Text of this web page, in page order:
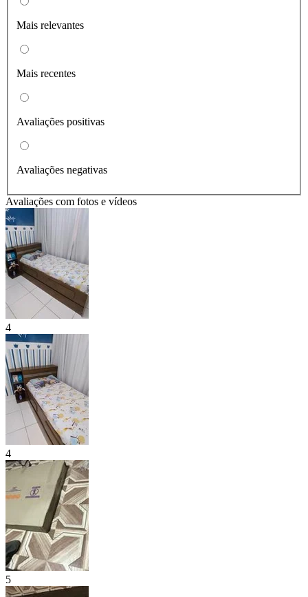
Mais relevantes
Mais recentes
Avaliações positivas
Avaliações negativas
Avaliações com fotos e vídeos
4
4
5